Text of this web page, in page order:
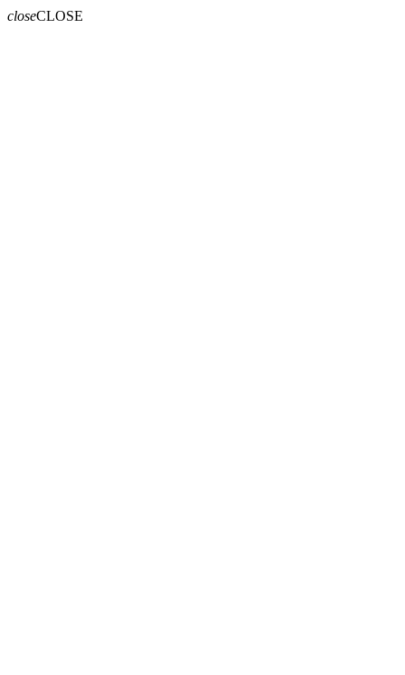
closeCLOSE